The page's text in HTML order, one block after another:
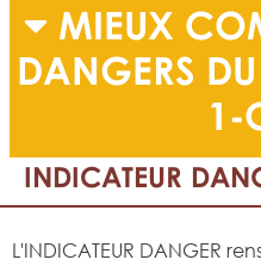
MIEUX
DANGERS
1-
INDICATEUR
L'INDICATEUR DANGER